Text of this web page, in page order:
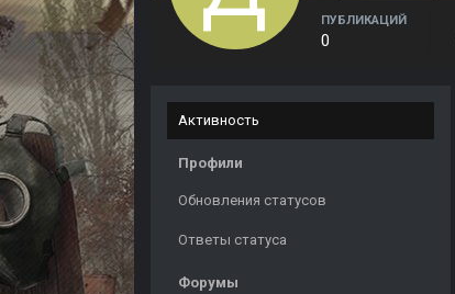
ПУБЛИКАЦИЙ
0
Активность
Профили
Обновления статусов
Ответы статуса
Форумы